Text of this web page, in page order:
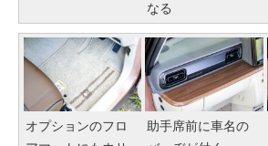
なる
オプションのフロ
助手席前に車名の